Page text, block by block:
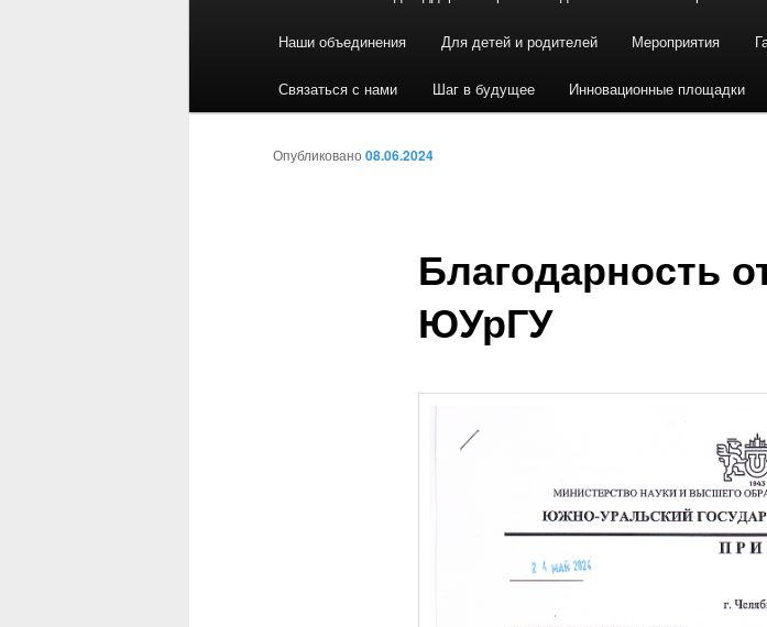
Наши объединения Для детей и родителей Мероприятия
Связаться с нами Шаг в будущее Инновационные площадки
Благодарность
ЮУрГУ
Опубликовано 08.06.2024